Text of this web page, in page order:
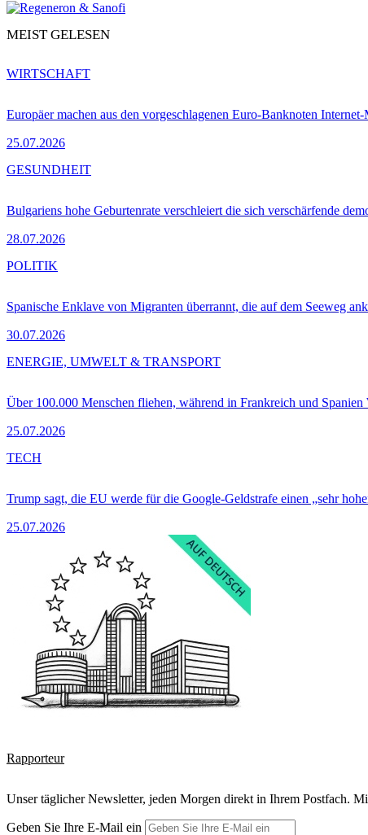
MEIST GELESEN
Europäer machen aus den vorgeschlagenen Euro-Banknoten Internet-
25.07.2026
WIRTSCHAFT
Bulgariens hohe Geburtenrate verschleiert die sich verschärfende
28.07.2026
GESUNDHEIT
Spanische Enklave von Migranten überrannt, die auf dem Seeweg
30.07.2026
POLITIK
Über 100.000 Menschen fliehen, während in Frankreich und Spanien
25.07.2026
ENERGIE, UMWELT & TRANSPORT
Trump sagt, die EU werde für die Google-Geldstrafe einen „sehr
25.07.2026
TECH
Rapporteur
Unser täglicher Newsletter, jeden Morgen direkt in Ihrem Postfach.
Geben Sie Ihre E-Mail ein